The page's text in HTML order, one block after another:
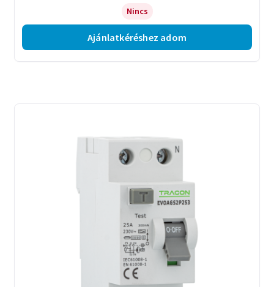
Nincs
Ajánlatkéréshez adom